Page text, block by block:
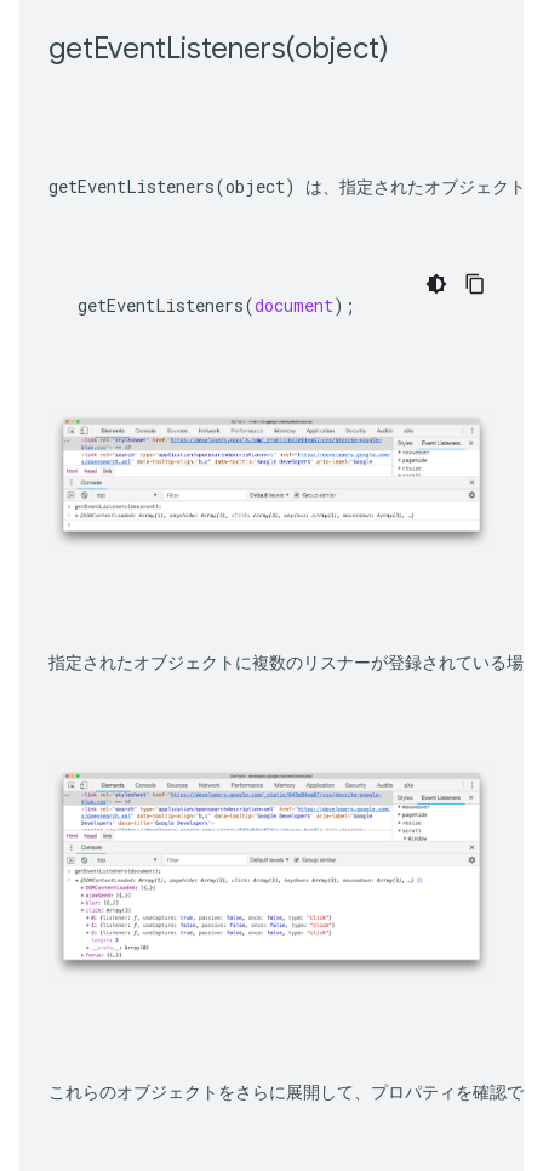
getEventListeners(object)
getEventListeners(object) は、指定されたオブジェクト
getEventListeners(document);
指定されたオブジェクトに複数のリスナーが登録されている場
これらのオブジェクトをさらに展開して、プロパティを確認で